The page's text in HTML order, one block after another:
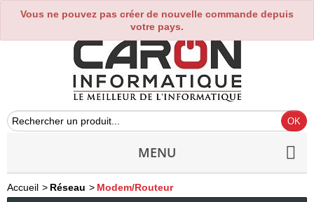
Vous ne pouvez pas créer de nouvelle commande depuis
votre pays.
0
MENU
Accueil > Réseau > Modem/Routeur